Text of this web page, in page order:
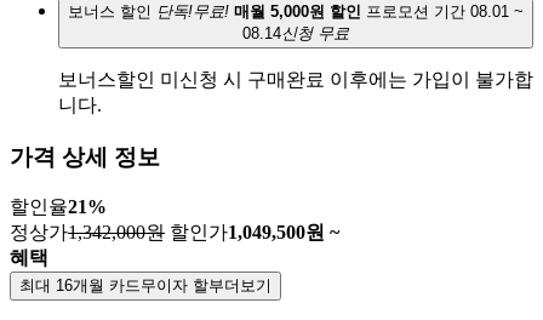
보너스 할인 단독!무료! 매월 5,000원 할인 프로모션 기간 08.01 ~
08.14신청 무료
보너스할인 미신청 시 구매완료 이후에는 가입이 불가합
니다.
가격 상세 정보
할인율21%
정상가1,342,000원 할인가1,049,500원 ~
혜택
최대 16개월 카드무이자 할부더보기